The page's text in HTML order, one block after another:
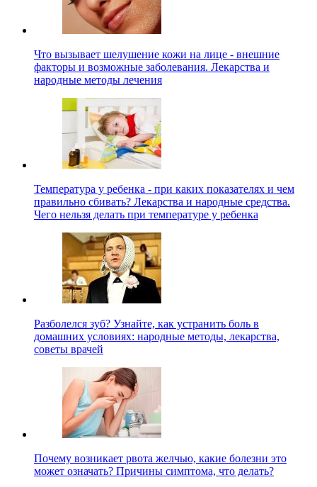
Что вызывает шелушение кожи на лице - внешние
факторы и возможные заболевания. Лекарства и
народные методы лечения
Температура у ребенка - при каких показателях и чем
правильно сбивать? Лекарства и народные средства.
Чего нельзя делать при температуре у ребенка
Разболелся зуб? Узнайте, как устранить боль в
домашних условиях: народные методы, лекарства,
советы врачей
Почему возникает рвота желчью, какие болезни это
может означать? Причины симптома, что делать?